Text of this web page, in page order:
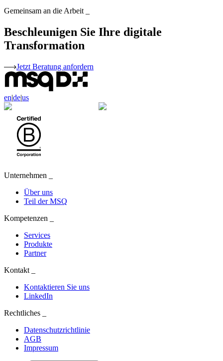
Gemeinsam an die Arbeit
Beschleunigen Sie Ihre digitale
Transformation
Jetzt Beratung anfordern
en|de|us
Unternehmen
Über uns
Teil der MSQ
Kompetenzen
Services
Produkte
Partner
Kontakt
Kontaktieren Sie uns
LinkedIn
Rechtliches
Datenschutzrichtlinie
AGB
Impressum